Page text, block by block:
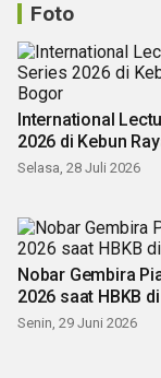
Foto
International
2026 di Kebun
Selasa, 28 Juli 2026
Nobar Gembira
2026 saat HBKB
Senin, 29 Juni 2026